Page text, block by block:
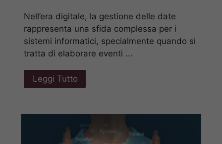
Nell’era digitale, la gestione delle date
rappresenta una sfida complessa per i
sistemi informatici, specialmente quando si
tratta di elaborare eventi ...
Leggi Tutto